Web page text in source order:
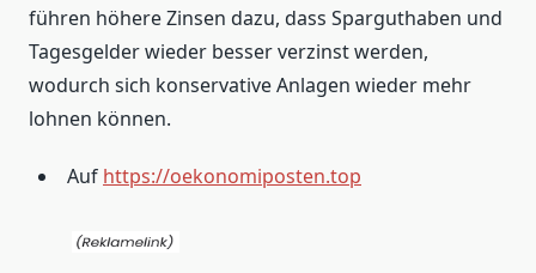
führen höhere Zinsen dazu, dass Sparguthaben und
Tagesgelder wieder besser verzinst werden,
wodurch sich konservative Anlagen wieder mehr
lohnen können.
Auf https://oekonomiposten.top